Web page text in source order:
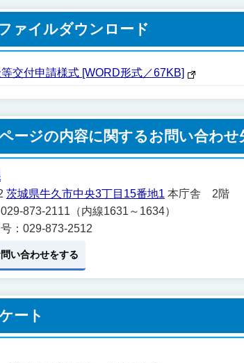
ァイルダウンロード
交付申請様式 [WORD形式／67KB]
ージの内容に関するお問い合わせ
茨城県牛久市中央3丁目15番地1 本庁舎 2階
873-2111（内線1631～1634）
：029-873-2512
い合わせをする
ート